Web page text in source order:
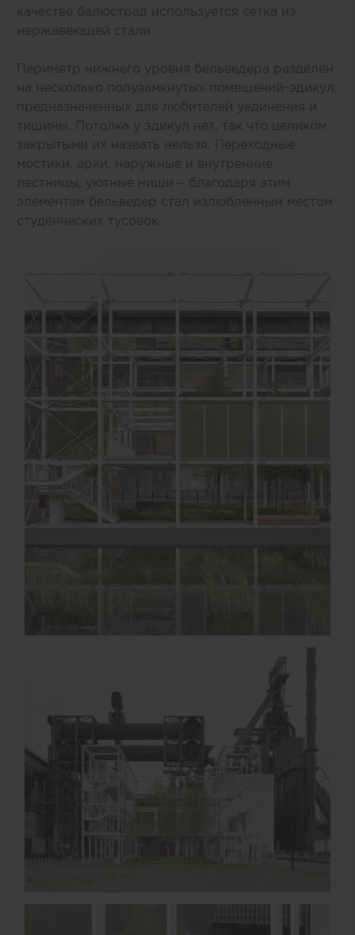
качестве балюстрад используется сетка из
нержавеющей стали.
Периметр нижнего уровня бельведера разделен
на несколько полузамкнутых помещений-эдикул,
предназначенных для любителей уединения и
тишины. Потолка у эдикул нет, так что целиком
закрытыми их назвать нельзя. Переходные
мостики, арки, наружные и внутренние
лестницы, уютные ниши – благодаря этим
элементам бельведер стал излюбленным местом
студенческих тусовок.